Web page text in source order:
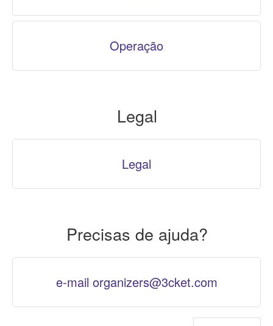
Operação
Legal
Legal
Precisas de ajuda?
e-mail organizers@3cket.com